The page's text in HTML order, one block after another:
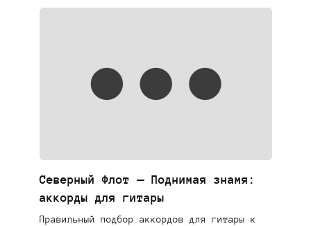
Северный Флот — Поднимая знамя:
аккорды для гитары
Правильный подбор аккордов для гитары к